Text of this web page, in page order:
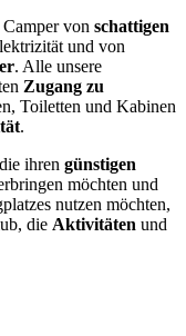
von schattigen
und von
. Alle unsere
Zugang zu
Toiletten und Kabinen
.
ihren günstigen
möchten und
nutzen möchten,
die Aktivitäten und